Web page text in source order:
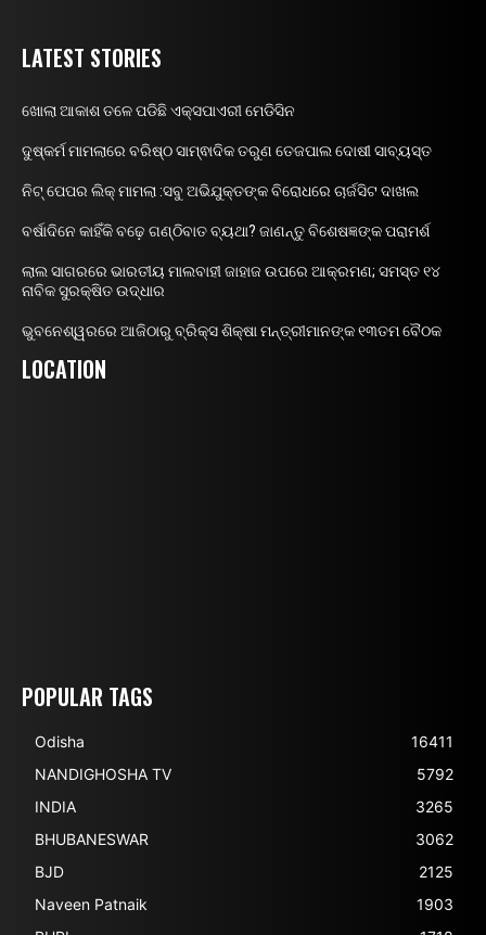
LATEST STORIES
ଖୋଲା ଆକାଶ ତଳେ ପଡିଛି ଏକ୍ସପାଏରୀ ମେଡିସିନ
ଦୁଷ୍କର୍ମ ମାମଲାରେ ବରିଷ୍ଠ ସାମ୍ଵାଦିକ ତରୁଣ ତେଜପାଲ ଦୋଷୀ ସାବ୍ୟସ୍ତ
ନିଟ୍ ପେପର ଲିକ୍ ମାମଲା :ସବୁ ଅଭିଯୁକ୍ତଙ୍କ ବିରୋଧରେ ଚାର୍ଜସିଟ ଦାଖଲ
ବର୍ଷାଦିନେ କାହିଁକି ବଢ଼େ ଗଣ୍ଠିବାତ ବ୍ୟଥା? ଜାଣନ୍ତୁ ବିଶେଷଜ୍ଞଙ୍କ ପରାମର୍ଶ
ଲାଲ ସାଗରରେ ଭାରତୀୟ ମାଲବାହୀ ଜାହାଜ ଉପରେ ଆକ୍ରମଣ; ସମସ୍ତ ୧୪
ନାବିକ ସୁରକ୍ଷିତ ଉଦ୍ଧାର
ଭୁବନେଶ୍ୱରରେ ଆଜିଠାରୁ ବ୍ରିକ୍ସ ଶିକ୍ଷା ମନ୍ତ୍ରୀମାନଙ୍କ ୧୩ତମ ବୈଠକ
LOCATION
POPULAR TAGS
Odisha
16411
NANDIGHOSHA TV
5792
INDIA
3265
BHUBANESWAR
3062
BJD
2125
Naveen Patnaik
1903